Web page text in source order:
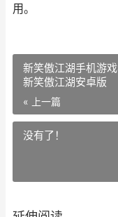
用。
新笑傲江湖手机游
新笑傲江湖安卓版
« 上一篇
没有了！